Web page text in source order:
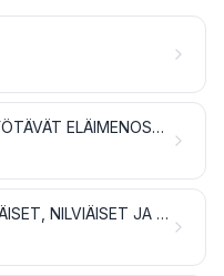
LIHA JA MUUT SYÖTÄVÄT ELÄIMENOSAT
KALAT SEKÄ ÄYRIÄISET, NILVIÄISET JA MUUT VEDESSÄ ELÄVÄT SELKÄRANGATTOMAT